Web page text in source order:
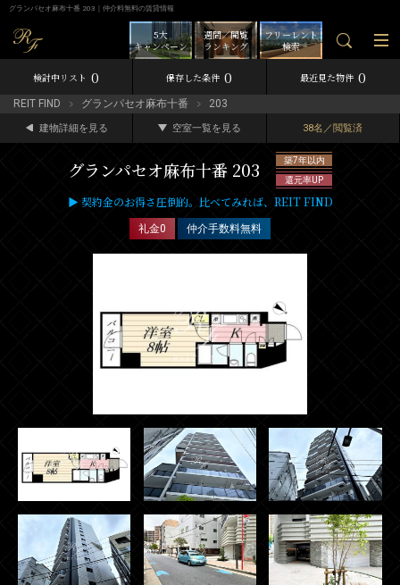
グランパセオ麻布十番 203｜仲介料無料の賃貸情報
フリーレント
検索
週間／閲覧
ランキング
5大
キャンペーン
検討中リスト 0 保存した条件 0 最近見た物件 0
REIT FIND グランパセオ麻布十番 203
建物詳細を見る 空室一覧を見る 38名／閲覧済
グランパセオ麻布十番 203
築7年以内
還元率UP
▶ 契約金のお得さ圧倒的。比べてみれば、REIT FIND
礼金0 仲介手数料無料